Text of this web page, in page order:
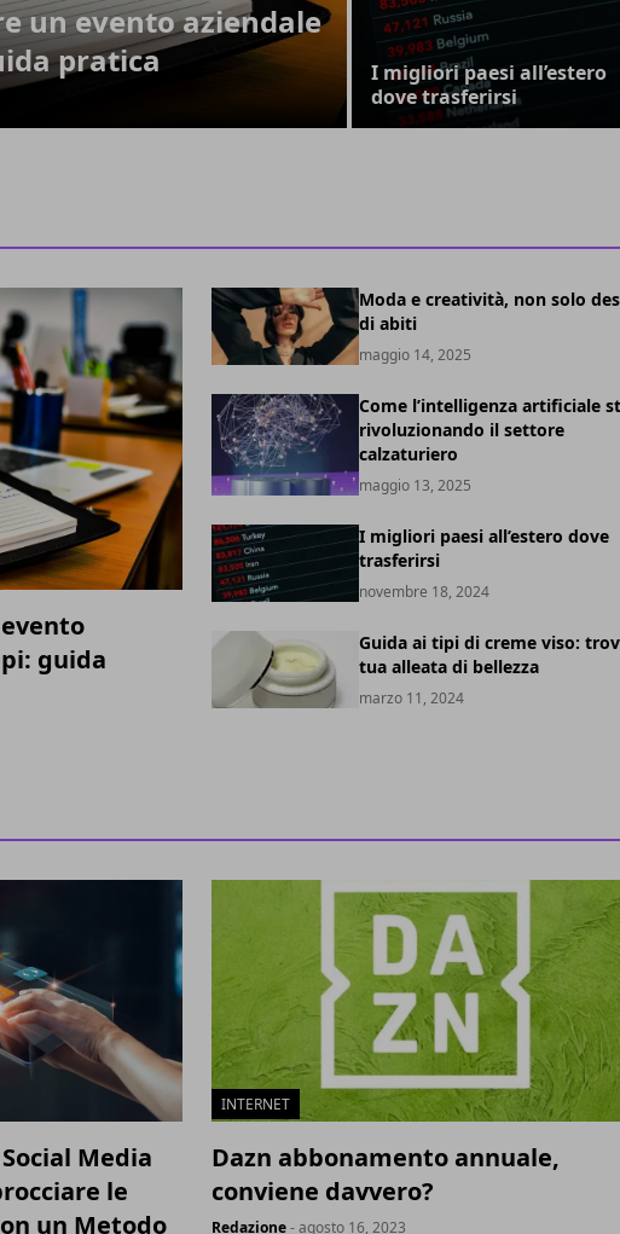
un evento aziendale
pratica
I migliori paesi all’estero
dove trasferirsi
guida
Moda e creatività, non solo
di abiti
maggio 14, 2025
Come l’intelligenza artificiale
rivoluzionando il settore
calzaturiero
maggio 13, 2025
I migliori paesi all’estero dove
trasferirsi
novembre 18, 2024
Guida ai tipi di creme viso:
tua alleata di bellezza
marzo 11, 2024
Media
le
un Metodo
INTERNET
Dazn abbonamento annuale,
conviene davvero?
Redazione- agosto 16, 2023